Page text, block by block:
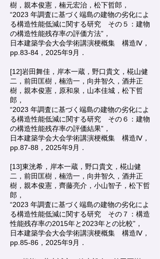
樹，親本俊憲，楠元宏治，松下哲郎，
“2023 年調査に基づく端島の建物の劣化によ
る構造性能低減に関する研究 その５：建物
の構造性能残存率の評価方法”，
日本建築学会大会学術講演梗概集 構造Ⅳ，
pp.83-84，2025年9月．
[12]岩田舞佳，岸本一蔵，野口貴文，椛山健
二，前田匡樹，楠浩一，向井智久，酒井正
樹，親本俊憲，原和泉，山本佳城，松下哲
郎，
“2023 年調査に基づく端島の建物の劣化によ
る構造性能低減に関する研究 その６：建物
の構造性能残存率の評価結果”，
日本建築学会大会学術講演梗概集 構造Ⅳ，
pp.87-88，2025年9月．
[13]東洸希，岸本一蔵，野口貴文，椛山健
二，前田匡樹，楠浩一，向井智久，酒井正
樹，親本俊憲，齊藤亮介，小山智子，松下哲
郎，
“2023 年調査に基づく端島の建物の劣化によ
る構造性能低減に関する研究 その７：構造
性能残存率の2015年と2023年との比較”，
日本建築学会大会学術講演梗概集 構造Ⅳ，
pp.85-86，2025年9月．